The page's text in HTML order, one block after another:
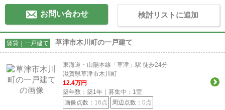
お問い合わせ 検討リストに追加
賃貸｜一戸建て 草津市木川町の一戸建て
東海道・山陽本線「草津」駅 徒歩24分
滋賀県草津市木川町
12.4万円
築年数：築1年｜募集中： 1室
画像点数： 16点 周辺点数： 0点